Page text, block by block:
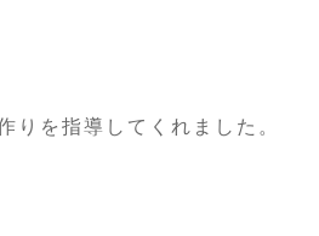
りを指導してくれました。